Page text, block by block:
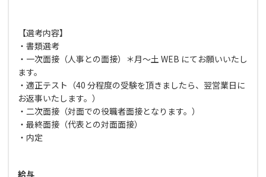
【選考内容】
・書類選考
・一次面接（人事との面接）＊月～土 WEB にてお願いいたし
ます。
・適正テスト（40 分程度の受験を頂きましたら、翌営業日に
お返事いたします。）
・二次面接（対面での役職者面接となります。）
・最終面接（代表との対面面接）
・内定
給与